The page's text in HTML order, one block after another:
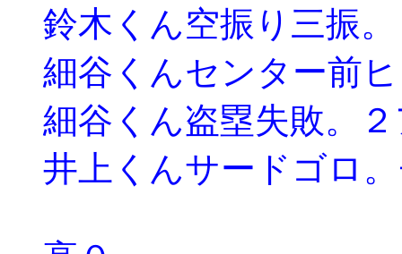
鈴木くん空振り三振
細谷くんセンター前
細谷くん盗塁失敗。
井上くんサードゴロ